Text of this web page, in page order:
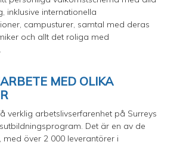
inklusive internationella
campusturer, samtal med deras
och allt det roliga med
MED OLIKA
verklig arbetslivserfarenhet på Surreys
Det är en av de
med över 2 000 leverantörer i